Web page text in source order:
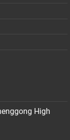
High